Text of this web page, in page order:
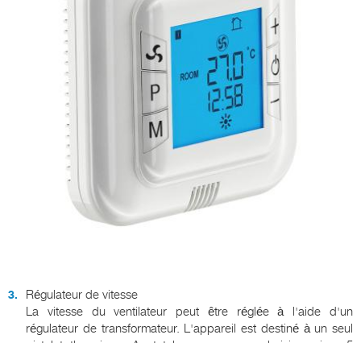
Régulateur de vitesse
La vitesse du ventilateur peut être réglée à l'aide d'un
régulateur de transformateur. L'appareil est destiné à un seul